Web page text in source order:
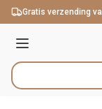
Ga naar de inhoud
Gratis verzending
Menu
Product, merk,